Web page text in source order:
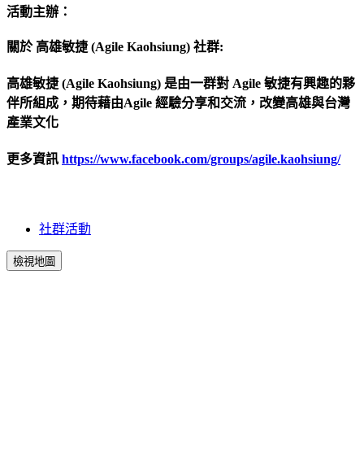
活動主辦：
關於 高雄敏捷 (Agile Kaohsiung) 社群:
高雄敏捷 (Agile Kaohsiung) 是由一群對 Agile 敏捷有興趣的夥
伴所組成，期待藉由Agile 經驗分享和交流，改變高雄與台灣
產業文化
更多資訊 https://www.facebook.com/groups/agile.kaohsiung/
社群活動
檢視地圖